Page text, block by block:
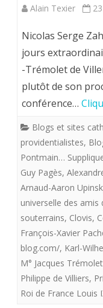
Alain Texier
Nicolas Serge
jours
-Trémolet de
plutôt de son
conférence…
Blogs et sites
providentialistes,
Pontmain…
Guy Pagès,
Arnaud-Aaron
universelle des amis
souterrains, Clovis,
François-Xavier
blog.com/, Karl-
M° Jacques
Philippe de Villiers,
Roi de France Louis